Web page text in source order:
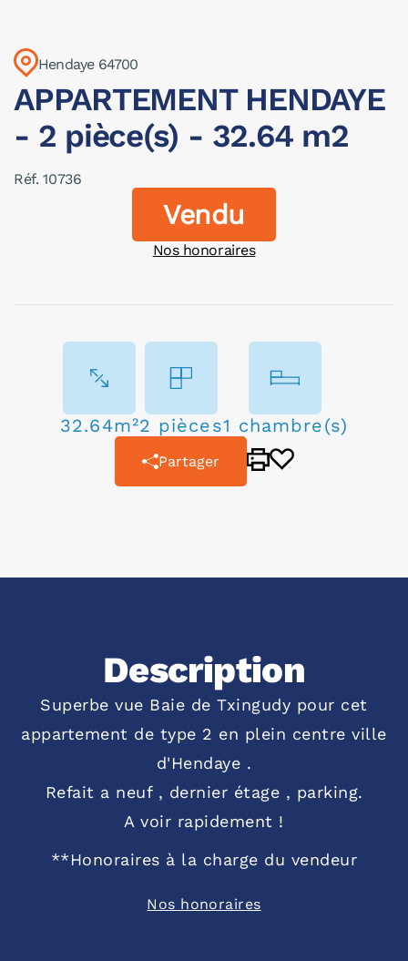
Hendaye 64700
APPARTEMENT HENDAYE
- 2 pièce(s) - 32.64 m2
Réf. 10736
Vendu
Nos honoraires
32.64m²2 pièces1 chambre(s)
Partager
Description
Superbe vue Baie de Txingudy pour cet
appartement de type 2 en plein centre ville
d'Hendaye .
Refait a neuf , dernier étage , parking.
A voir rapidement !
**Honoraires à la charge du vendeur
Nos honoraires